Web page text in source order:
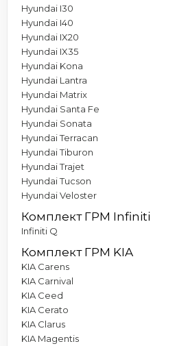
Hyundai I30
Hyundai I40
Hyundai IX20
Hyundai IX35
Hyundai Kona
Hyundai Lantra
Hyundai Matrix
Hyundai Santa Fe
Hyundai Sonata
Hyundai Terracan
Hyundai Tiburon
Hyundai Trajet
Hyundai Tucson
Hyundai Veloster
Комплект ГРМ Infiniti
Infiniti Q
Комплект ГРМ KIA
KIA Carens
KIA Carnival
KIA Ceed
KIA Cerato
KIA Clarus
KIA Magentis